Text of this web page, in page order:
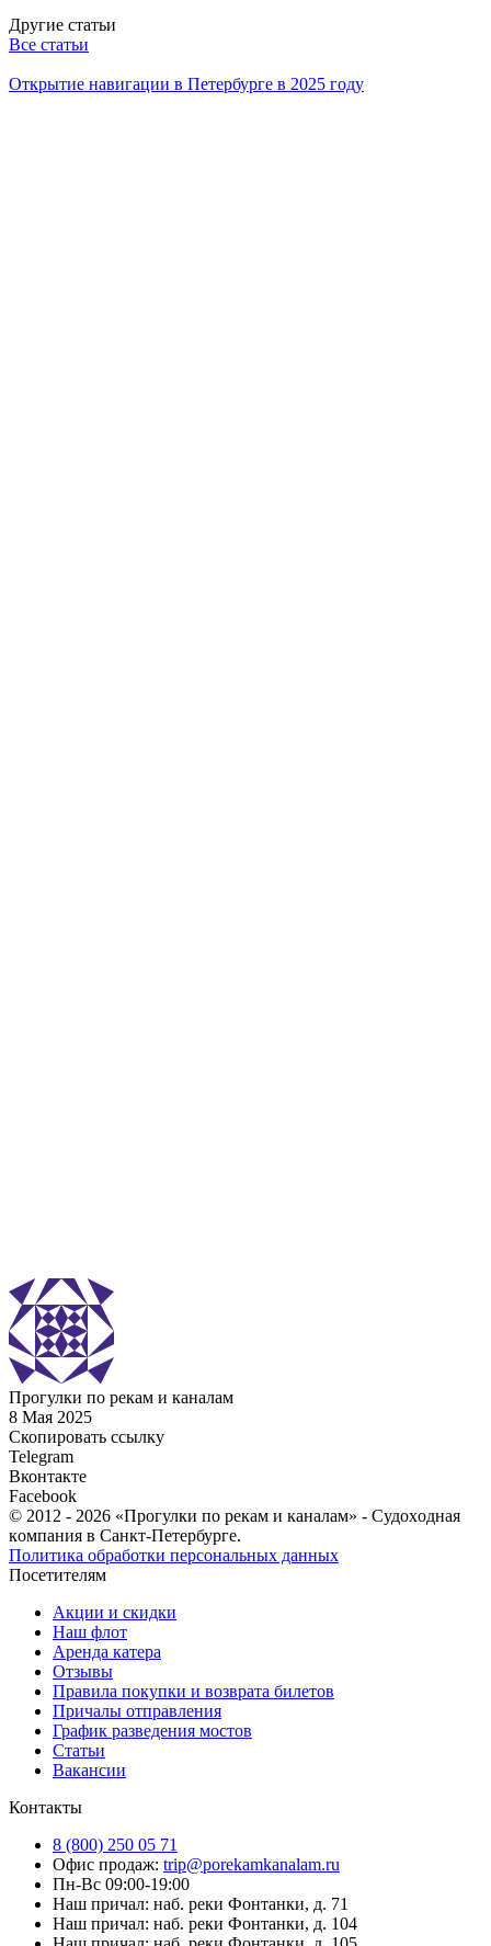
Другие статьи
Все статьи
Открытие навигации в Петербурге в 2025 году
Прогулки по рекам и каналам
8 Мая 2025
Скопировать ссылку
Telegram
Вконтакте
Facebook
© 2012 - 2026 «Прогулки по рекам и каналам» - Cудoxoднaя
кoмпaния в Санкт-Петербурге.
Политика обработки персональных данных
Посетителям
Акции и скидки
Наш флот
Аренда катера
Отзывы
Правила покупки и возврата билетов
Причалы отправления
График разведения мостов
Статьи
Вакансии
Контакты
8 (800) 250 05 71
Офис продаж: trip@porekamkanalam.ru
Пн-Вс 09:00-19:00
Наш причал: наб. реки Фонтанки, д. 71
Наш причал: наб. реки Фонтанки, д. 104